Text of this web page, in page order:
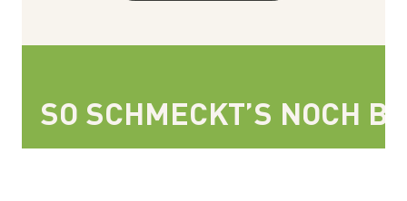
SO SCHMECKT’S NOCH